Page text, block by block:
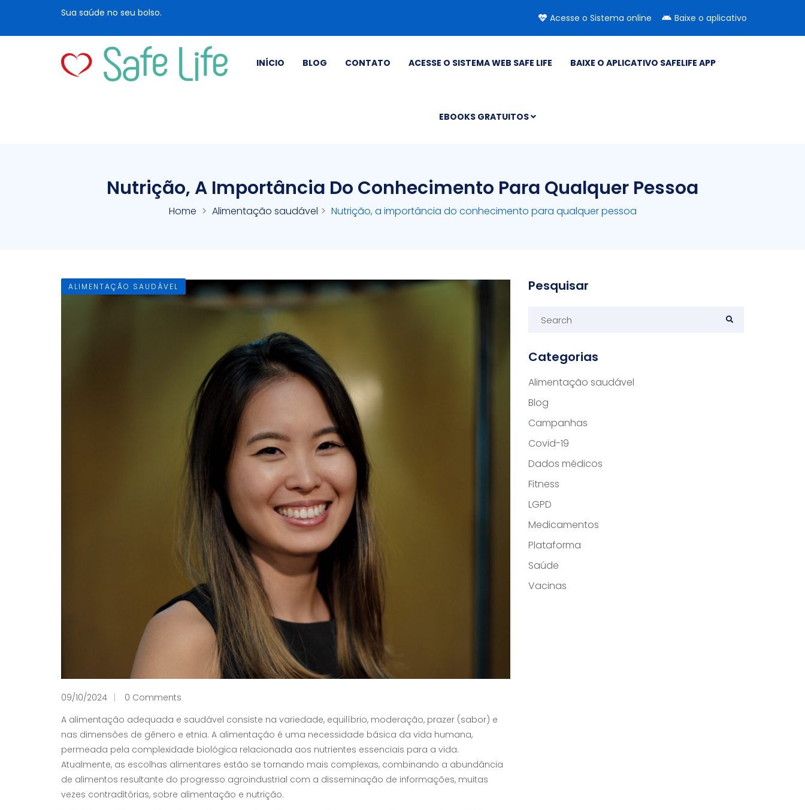
Sua saúde no seu bolso. Acesse o Sistema online Baixe o aplicativo
INÍCIO BLOG CONTATO ACESSE O SISTEMA WEB SAFE LIFE BAIXE O APLICATIVO SAFELIFE APP
EBOOKS GRATUITOS
Nutrição, A Importância Do Conhecimento Para Qualquer Pessoa
Home Alimentação saudável Nutrição, a importância do conhecimento para qualquer pessoa
ALIMENTAÇÃO SAUDÁVEL
09/10/2024
0 Comments
A alimentação adequada e saudável consiste na variedade, equilíbrio, moderação, prazer (sabor) e
nas dimensões de gênero e etnia. A alimentação é uma necessidade básica da vida humana,
permeada pela complexidade biológica relacionada aos nutrientes essenciais para a vida.
Atualmente, as escolhas alimentares estão se tornando mais complexas, combinando a abundância
de alimentos resultante do progresso agroindustrial com a disseminação de informações, muitas
vezes contraditórias, sobre alimentação e nutrição.
Pesquisar
Categorias
Alimentação saudável
Blog
Campanhas
Covid-19
Dados médicos
Fitness
LGPD
Medicamentos
Plataforma
Saúde
Vacinas